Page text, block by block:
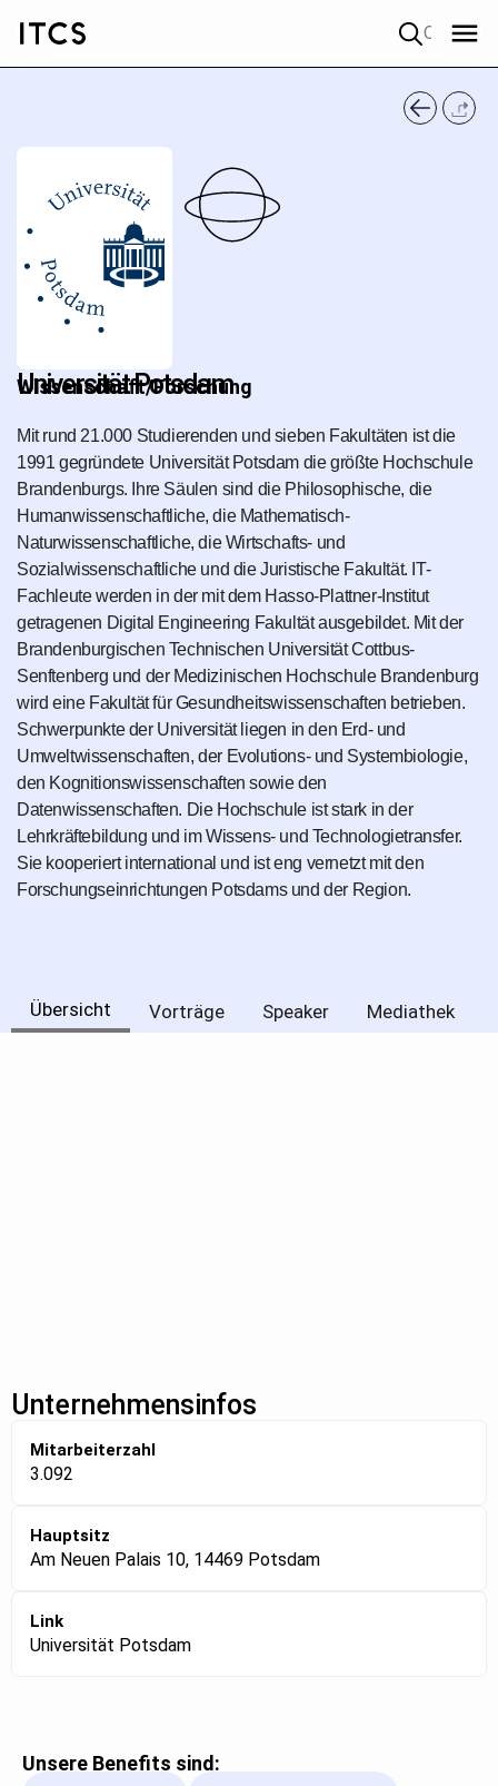
Universität Potsdam
Wissenschaft/Forschung
Mit rund 21.000 Studie­renden und sieben Fakultäten ist die
1991 gegründete Universität Potsdam die größte Hochschule
Brandenburgs. Ihre Säulen sind die Philosophische, die
Humanwissenschaftliche, die Mathematisch-
Naturwissenschaftliche, die Wirtschafts- und
Sozialwissenschaftliche und die Juristische Fakultät. IT-
Fachleute werden in der mit dem Hasso-Plattner-Institut
getragenen Digital Engineering Fakultät ausgebildet. Mit der
Brandenburgischen Technischen Universität Cottbus-
Senftenberg und der Medizinischen Hochschule Brandenburg
wird eine Fakultät für Gesundheitswissenschaften betrieben.
Schwerpunkte der Universität liegen in den Erd- und
Umweltwissenschaften, der Evolutions- und Systembiologie,
den Kognitionswissenschaften sowie den
Datenwissenschaften. Die Hochschule ist stark in der
Lehrkräftebildung und im Wissens- und Technologietransfer.
Sie kooperiert international und ist eng vernetzt mit den
Forschungseinrichtungen Potsdams und der Region.
Übersicht Vorträge Speaker Mediathek
Unternehmensinfos
Mitarbeiterzahl
3.092
Hauptsitz
Am Neuen Palais 10, 14469 Potsdam
Link
Universität Potsdam
Unsere Benefits sind: